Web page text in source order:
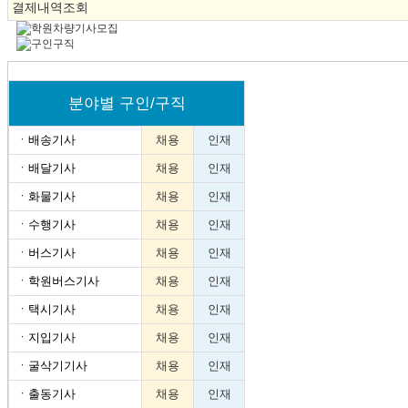
결제내역조회
분야별 구인/구직
ㆍ 배송기사 채용 인재
ㆍ 배달기사 채용 인재
ㆍ 화물기사 채용 인재
ㆍ 수행기사 채용 인재
ㆍ 버스기사 채용 인재
ㆍ 학원버스기사 채용 인재
ㆍ 택시기사 채용 인재
ㆍ 지입기사 채용 인재
ㆍ 굴삭기기사 채용 인재
ㆍ 출동기사 채용 인재